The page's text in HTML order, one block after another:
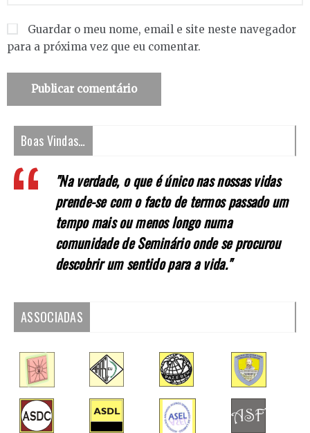
Guardar o meu nome, email e site neste navegador
para a próxima vez que eu comentar.
Boas Vindas…
"Na verdade, o que é único nas nossas vidas
prende-se com o facto de termos passado um
tempo mais ou menos longo numa
comunidade de Seminário onde se procurou
descobrir um sentido para a vida."
ASSOCIADAS